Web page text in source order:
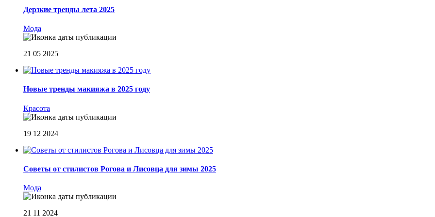
Дерзкие тренды лета 2025
Мода
21 05 2025
Новые тренды макияжа в 2025 году
Красота
19 12 2024
Советы от стилистов Рогова и Лисовца для зимы 2025
Мода
21 11 2024